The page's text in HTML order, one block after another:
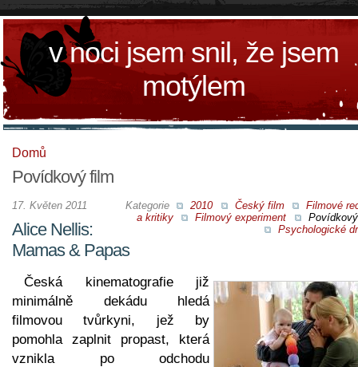
v noci jsem snil, že jsem
motýlem
Domů
Povídkový film
Kategorie 2010 Český film
Filmové
a kritiky
Filmový experiment
Psychologické
17. Květen 2011
Alice Nellis:
Mamas & Papas
Česká kinematografie již
minimálně dekádu hledá
filmovou tvůrkyni, jež by
pomohla zaplnit propast, která
vznikla po odchodu